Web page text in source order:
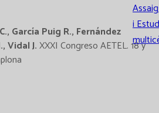
i
García Puig R., Fernández
Vidal J.XXXI Congreso AETEL. 18 y